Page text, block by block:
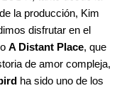
la producción, Kim
disfrutar en el
A Distant Place, que
de amor compleja,
ha sido uno de los